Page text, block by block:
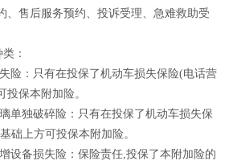
、售后服务预约、投诉受理、急难救助受
：
险：只有在投保了机动车损失保险(电话营
保本附加险。
独破碎险：只有在投保了机动车损失保
础上方可投保本附加险。
备损失险：保险责任,投保了本附加险的